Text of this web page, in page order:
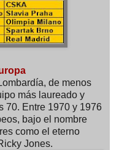
de menos
más laureado y
70. Entre 1970 y 1976
bajo el nombre
como el eterno
Jones.